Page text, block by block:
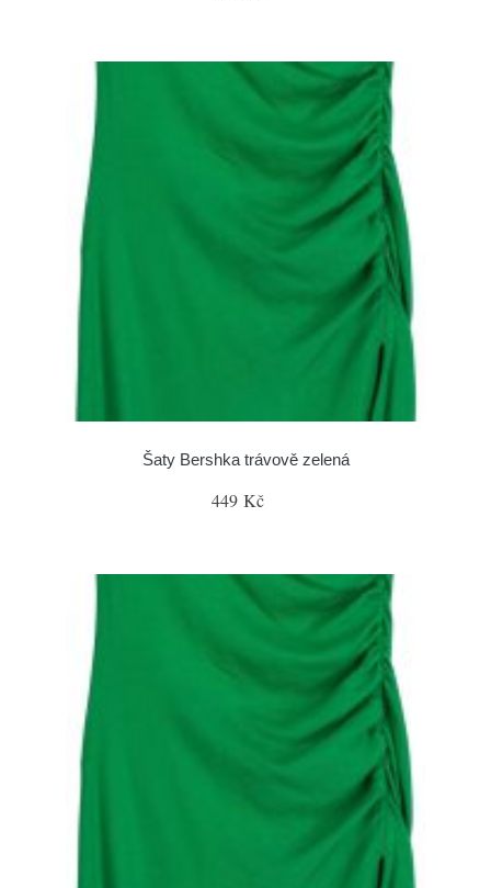
Šaty Bershka trávově zelená
449 Kč